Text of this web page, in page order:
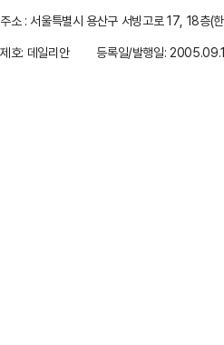
주소 : 서울특별시 용산구 서빙고로 17, 18층(
제호: 데일리안
등록일/발행일: